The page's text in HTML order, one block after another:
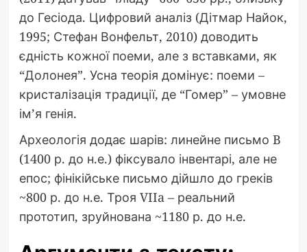
до Гесіода. Цифровий аналіз (Дітмар Найок,
1995; Стефан Вонфельт, 2010) доводить
єдність кожної поеми, але з вставками, як
“Долонея”. Усна теорія домінує: поеми –
кристалізація традиції, де “Гомер” – умовне
ім’я генія.
Археологія додає шарів: линейне письмо B
(1400 р. до н.е.) фіксувало інвентарі, але не
епос; фінікійське письмо дійшло до греків
~800 р. до н.е. Троя VIIa – реальний
прототип, зруйнована ~1180 р. до н.е.